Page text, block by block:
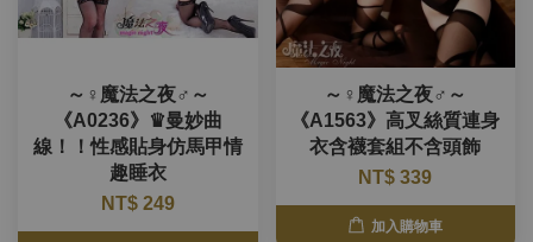
～♀魔法之夜♂～
《A0236》♛曼妙曲
線！！性感貼身仿馬甲情
趣睡衣
NT$ 249
～♀魔法之夜♂～
《A1563》高叉絲質連身
衣含襪套組不含頭飾
NT$ 339
加入購物車